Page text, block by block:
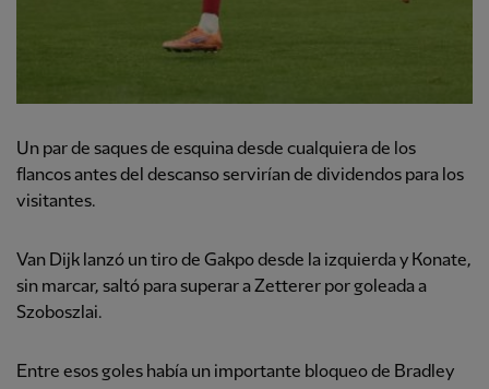
Un par de saques de esquina desde cualquiera de los
flancos antes del descanso servirían de dividendos para los
visitantes.
Van Dijk lanzó un tiro de Gakpo desde la izquierda y Konate,
sin marcar, saltó para superar a Zetterer por goleada a
Szoboszlai.
Entre esos goles había un importante bloqueo de Bradley